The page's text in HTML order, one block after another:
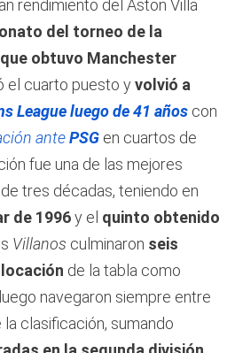
rendimiento del Aston Villa
del torneo de la
obtuvo Manchester
el cuarto puesto yvolvió a
League luego de 41 años con
antePSG en cuartos de
fue una de las mejores
tres décadas, teniendo en
de 1996y el quinto obtenido
Villanos culminaron seis
de la tabla como
navegaron siempre entre
la clasificación, sumando